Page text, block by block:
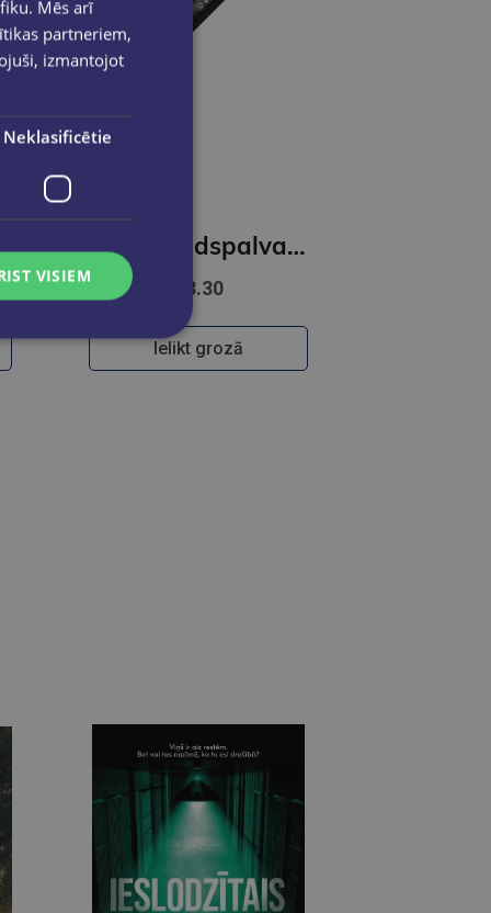
F, zaļa Tintes pildspalva STABILO dr!ve, F, sarkana
€3.30
Ielikt grozā
Mēs arī
partneriem,
izmantojot
Neklasificētie
VISIEM